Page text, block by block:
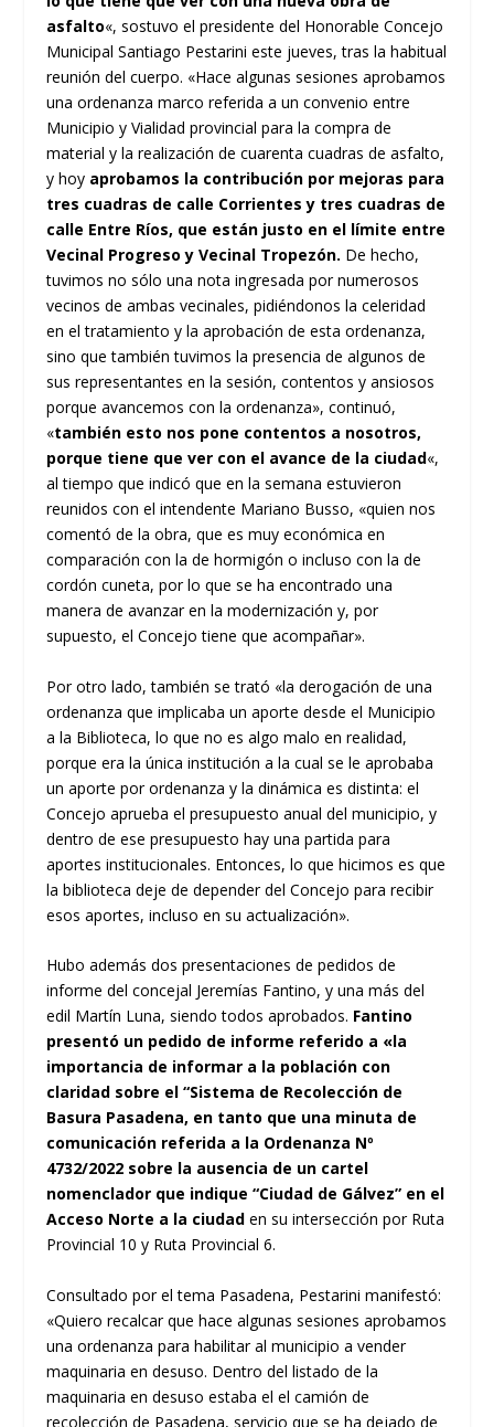
asfalto«, sostuvo el presidente del Honorable Concejo
Municipal Santiago Pestarini este jueves, tras la habitual
reunión del cuerpo. «Hace algunas sesiones aprobamos
una ordenanza marco referida a un convenio entre
Municipio y Vialidad provincial para la compra de
material y la realización de cuarenta cuadras de asfalto,
y hoy aprobamos la contribución por mejoras para
tres cuadras de calle Corrientes y tres cuadras de
calle Entre Ríos, que están justo en el límite entre
Vecinal Progreso y Vecinal Tropezón. De hecho,
tuvimos no sólo una nota ingresada por numerosos
vecinos de ambas vecinales, pidiéndonos la celeridad
en el tratamiento y la aprobación de esta ordenanza,
sino que también tuvimos la presencia de algunos de
sus representantes en la sesión, contentos y ansiosos
porque avancemos con la ordenanza», continuó,
«también esto nos pone contentos a nosotros,
porque tiene que ver con el avance de la ciudad«,
al tiempo que indicó que en la semana estuvieron
reunidos con el intendente Mariano Busso, «quien nos
comentó de la obra, que es muy económica en
comparación con la de hormigón o incluso con la de
cordón cuneta, por lo que se ha encontrado una
manera de avanzar en la modernización y, por
supuesto, el Concejo tiene que acompañar».
Por otro lado, también se trató «la derogación de una
ordenanza que implicaba un aporte desde el Municipio
a la Biblioteca, lo que no es algo malo en realidad,
porque era la única institución a la cual se le aprobaba
un aporte por ordenanza y la dinámica es distinta: el
Concejo aprueba el presupuesto anual del municipio, y
dentro de ese presupuesto hay una partida para
aportes institucionales. Entonces, lo que hicimos es que
la biblioteca deje de depender del Concejo para recibir
esos aportes, incluso en su actualización».
Hubo además dos presentaciones de pedidos de
informe del concejal Jeremías Fantino, y una más del
edil Martín Luna, siendo todos aprobados. Fantino
presentó un pedido de informe referido a «la
importancia de informar a la población con
claridad sobre el “Sistema de Recolección de
Basura Pasadena, en tanto que una minuta de
comunicación referida a la Ordenanza Nº
4732/2022 sobre la ausencia de un cartel
nomenclador que indique “Ciudad de Gálvez” en el
Acceso Norte a la ciudad en su intersección por Ruta
Provincial 10 y Ruta Provincial 6.
Consultado por el tema Pasadena, Pestarini manifestó:
«Quiero recalcar que hace algunas sesiones aprobamos
una ordenanza para habilitar al municipio a vender
maquinaria en desuso. Dentro del listado de la
maquinaria en desuso estaba el el camión de
recolección de Pasadena, servicio que se ha dejado de